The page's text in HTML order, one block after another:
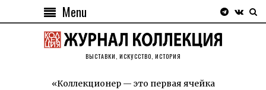
Menu
ВЫСТАВКИ, ИСКУССТВО, ИСТОРИЯ
«Коллекционер — это первая ячейка